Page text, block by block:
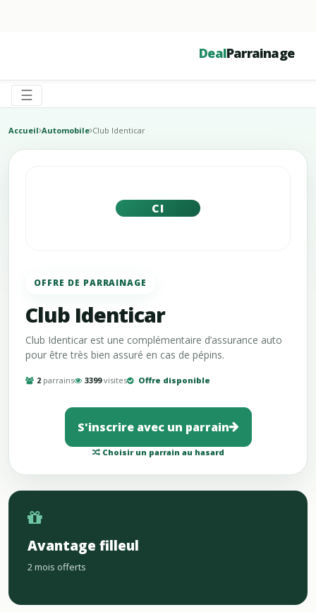
DealParrainage
☰
Accueil Automobile Club Identicar
CI
OFFRE DE PARRAINAGE
Club Identicar
Club Identicar est une complémentaire d’assurance auto
pour être très bien assuré en cas de pépins.
2 parrains 3399visites Offre disponible
S'inscrire avec un parrain
Choisir un parrain au hasard
Avantage filleul
2 mois offerts